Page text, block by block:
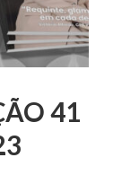
41